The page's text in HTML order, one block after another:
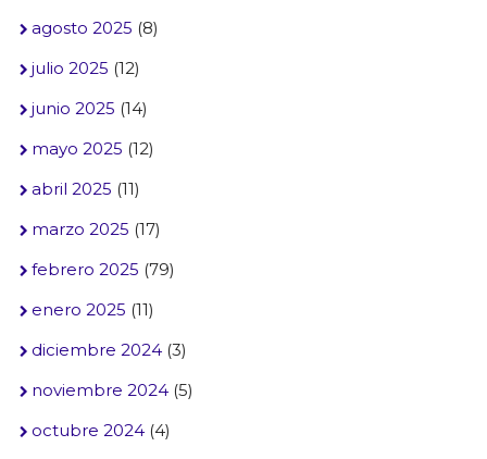
agosto 2025 (8)
julio 2025 (12)
junio 2025 (14)
mayo 2025 (12)
abril 2025 (11)
marzo 2025 (17)
febrero 2025 (79)
enero 2025 (11)
diciembre 2024(3)
noviembre 2024(5)
octubre 2024(4)